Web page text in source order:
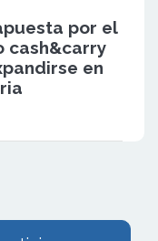
por el
cash&carry
en